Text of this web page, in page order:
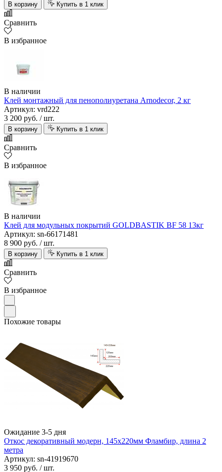
В корзину Купить в 1 клик
Сравнить
В избранное
В наличии
Клей монтажный для пенополиуретана Arnodecor, 2 кг
Артикул: vrd222
3 200 руб. / шт.
В корзину Купить в 1 клик
Сравнить
В избранное
В наличии
Клей для модульных покрытий GOLDBASTIK BF 58 13кг
Артикул: sn-66171481
8 900 руб. / шт.
В корзину Купить в 1 клик
Сравнить
В избранное
Похожие товары
Ожидание 3-5 дня
Откос декоративный модерн, 145х220мм Фламбир, длина 2
метра
Артикул: sn-41919670
3 950 руб. / шт.